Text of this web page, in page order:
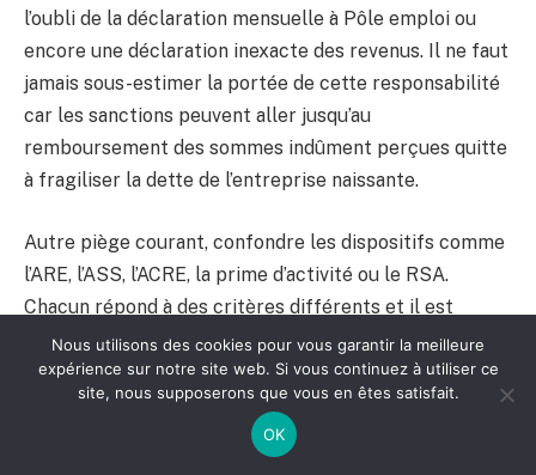
l’oubli de la déclaration mensuelle à Pôle emploi ou
encore une déclaration inexacte des revenus. Il ne faut
jamais sous-estimer la portée de cette responsabilité
car les sanctions peuvent aller jusqu’au
remboursement des sommes indûment perçues quitte
à fragiliser la dette de l’entreprise naissante.
Autre piège courant, confondre les dispositifs comme
l’ARE, l’ASS, l’ACRE, la prime d’activité ou le RSA.
Chacun répond à des critères différents et il est
essentiel d’adopter une lecture précise. Par exemple,
certains hésitent à déclarer une activité faute de
comprendre que cela peut impacter leur ARE. Or, les
règles évoluent et un accompagnement personnalisé
Nous utilisons des cookies pour vous garantir la meilleure
expérience sur notre site web. Si vous continuez à utiliser ce
site, nous supposerons que vous en êtes satisfait.
OK